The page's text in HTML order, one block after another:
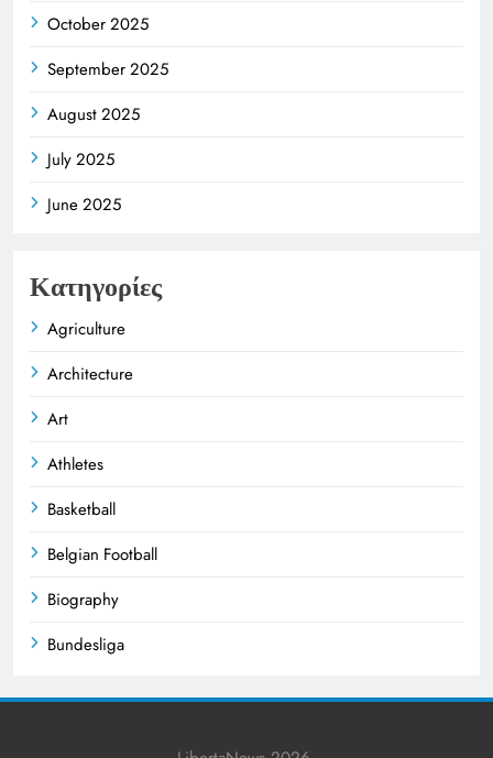
October 2025
September 2025
August 2025
July 2025
June 2025
Κατηγορίες
Agriculture
Architecture
Art
Athletes
Basketball
Belgian Football
Biography
Bundesliga